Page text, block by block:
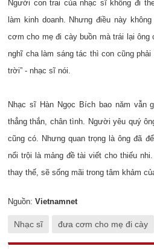
Người con trai của nhạc sĩ không đi
làm kinh doanh. Nhưng điều này
cơm cho mẹ đi cày buồn mà trái lại
nghĩ cha làm sáng tác thì con cũng
trời” - nhạc sĩ nói.
Nhạc sĩ Hàn Ngọc Bích bao năm vẫn
thẳng thắn, chân tình. Người yêu quý
cũng có. Nhưng quan trọng là ông đã
nổi trội là mảng đề tài viết cho thiếu
thay thế, sẽ sống mãi trong tâm khảm
Nguồn: Vietnamnet
Nhạc sĩ đưa cơm cho mẹ đi cày